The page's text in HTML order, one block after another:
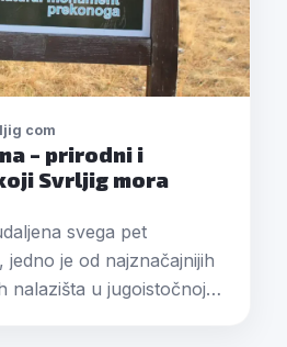
com
– prirodni i
Svrljig mora
svega pet
je od najznačajnijih
nalazišta u jugoistočnoj…